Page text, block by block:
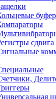
сдвига